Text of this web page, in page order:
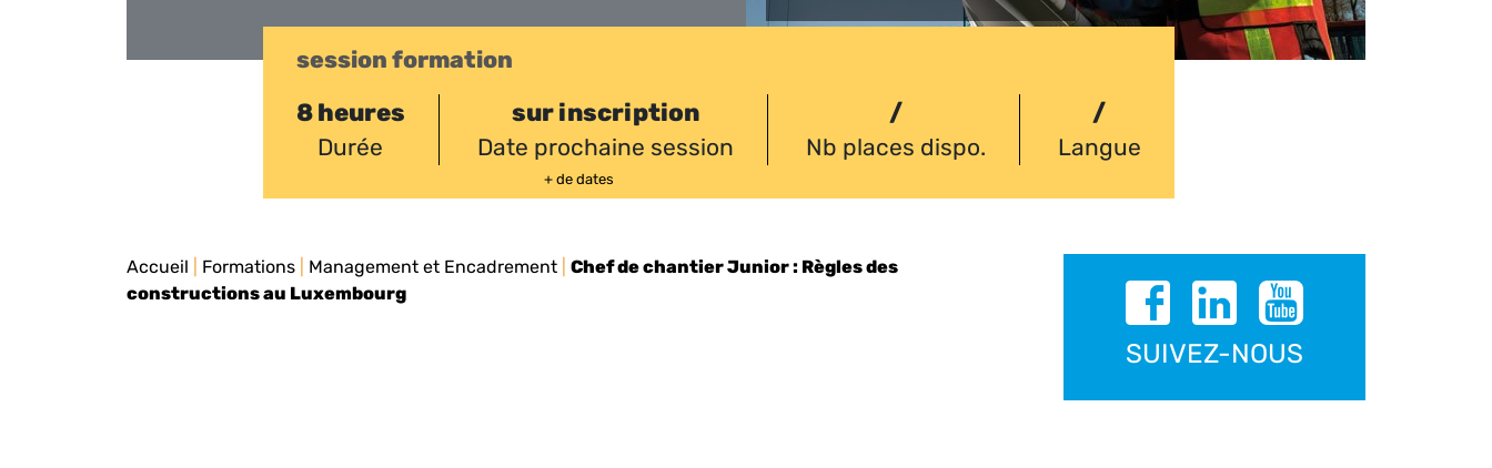
session formation
8 heures
Durée
sur inscription
Date prochaine session
+ de dates
/
Nb places dispo.
/
Langue
Accueil Formations Management et Encadrement
Chef de chantier Junior : Règles des
constructions au Luxembourg
SUIVEZ-NOUS